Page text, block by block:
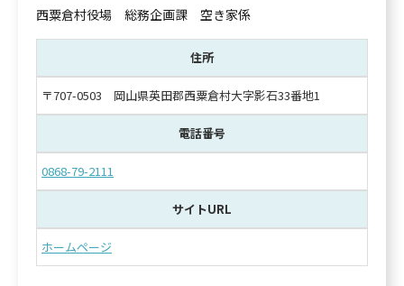
西粟倉村役場 総務企画課 空き家係
住所
〒707-0503 岡山県英田郡西粟倉村大字影石33番地1
電話番号
0868-79-2111
サイトURL
ホームページ